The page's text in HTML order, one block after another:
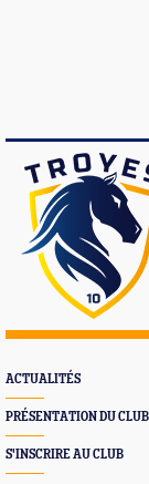
ACTUALITÉS
PRÉSENTATION DU CLUB
S'INSCRIRE AU CLUB